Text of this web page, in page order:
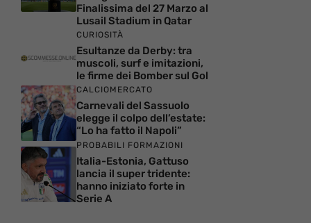
Finalissima del 27 Marzo al
Lusail Stadium in Qatar
CURIOSITÀ
Esultanze da Derby: tra
muscoli, surf e imitazioni,
le firme dei Bomber sul Gol
CALCIOMERCATO
Carnevali del Sassuolo
elegge il colpo dell’estate:
“Lo ha fatto il Napoli”
PROBABILI FORMAZIONI
Italia-Estonia, Gattuso
lancia il super tridente:
hanno iniziato forte in
Serie A